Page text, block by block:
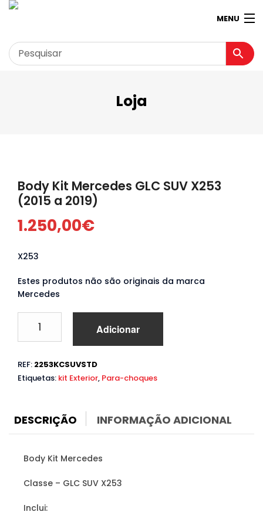
MENU
Garagem
Loja Virtual 360º
Loja
Body Kit Mercedes GLC SUV X253
(2015 a 2019)
1.250,00€
X253
Estes produtos não são originais da marca
Mercedes
Body
Mercedes
GLC
(2015
Adicionar
REF: 2253KCSUVSTD
Etiquetas: kit Exterior, Para-choques
DESCRIÇÃO INFORMAÇÃO ADICIONAL
Body Kit Mercedes
Classe – GLC SUV X253
Inclui: